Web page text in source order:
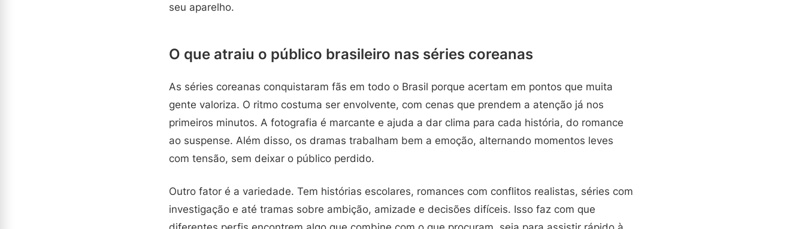
seu aparelho.
O que atraiu o público brasileiro nas séries coreanas
As séries coreanas conquistaram fãs em todo o Brasil porque acertam em pontos que muita
gente valoriza. O ritmo costuma ser envolvente, com cenas que prendem a atenção já nos
primeiros minutos. A fotografia é marcante e ajuda a dar clima para cada história, do romance
ao suspense. Além disso, os dramas trabalham bem a emoção, alternando momentos leves
com tensão, sem deixar o público perdido.
Outro fator é a variedade. Tem histórias escolares, romances com conflitos realistas, séries com
investigação e até tramas sobre ambição, amizade e decisões difíceis. Isso faz com que